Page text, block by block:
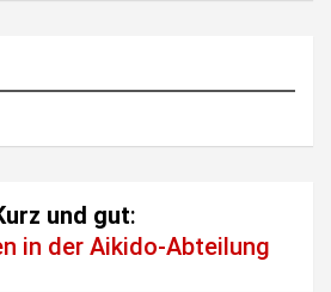
und gut:
in der Aikido-Abteilung